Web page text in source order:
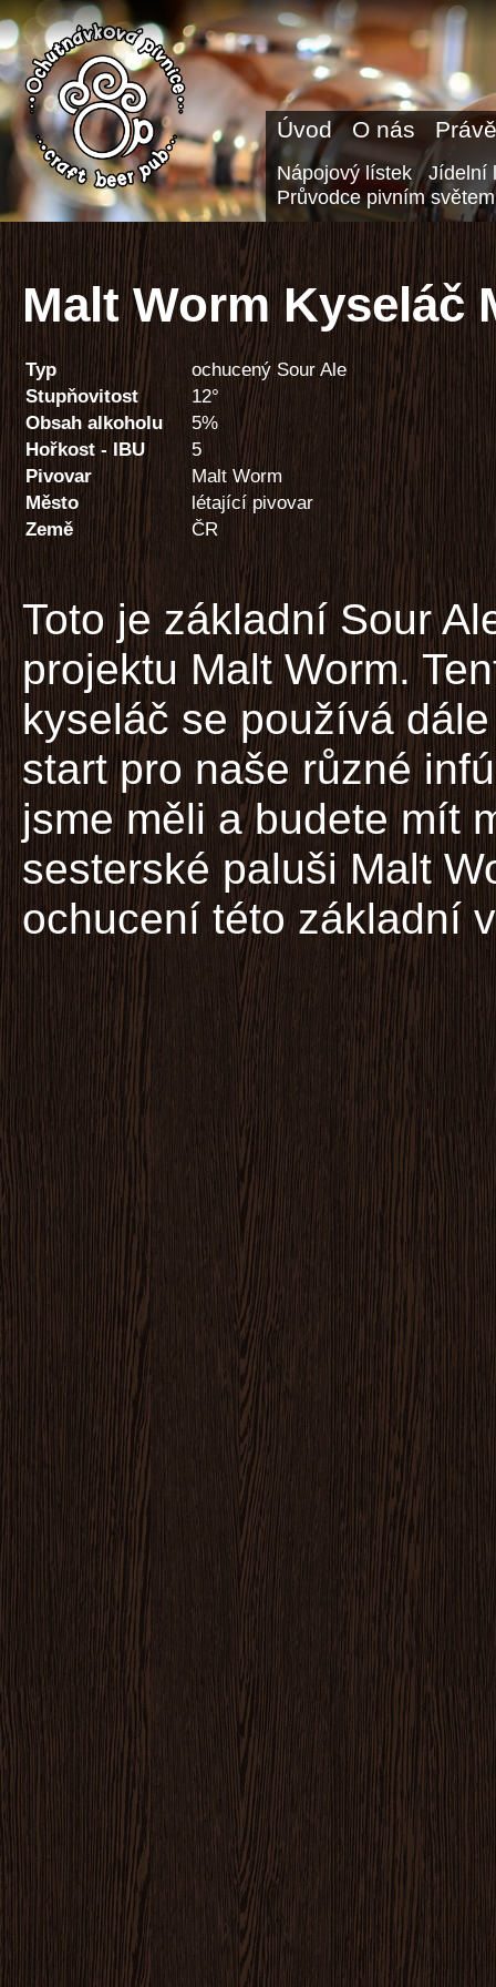
Úvod O nás
Nápojový lístek
Jídelní
Průvodce pivním světem
Malt Worm Kyseláč
Typ
ochucený Sour Ale
Stupňovitost
12°
Obsah alkoholu
5%
Hořkost - IBU
5
Pivovar
Malt Worm
Město
létající pivovar
Země
ČR
Toto je základní Sour
projektu Malt Worm.
kyseláč se používá
start pro naše různé
jsme měli a budete mít
sesterské paluši Malt
ochucení této základní